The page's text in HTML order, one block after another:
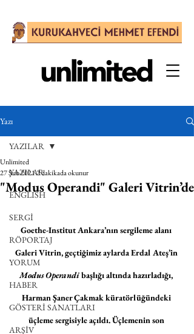
Yazı
YAZILAR
ENGLISH
SERGİ
RÖPORTAJ
YORUM
HABER
GÖSTERİ SANATLARI
ARŞİV
YAZILAR
"Modus Operandi" Galeri Vitrin’de
Unlimited
27 Şub 20212 dakikada okunur
Goethe-Institut Ankara’nın sergileme alanı
Galeri Vitrin, geçtiğimiz aylarda Erdal Ateş’in
Modus Operandi başlığı altında hazırladığı,
Harman Şaner Çakmak küratörlüğündeki
üçleme sergisiyle açıldı. Üçlemenin son